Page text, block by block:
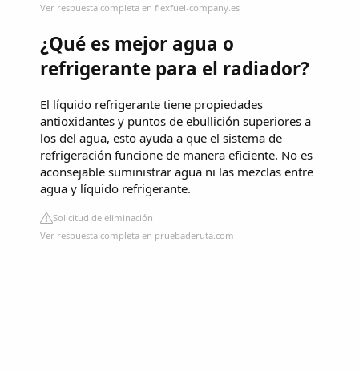
Ver respuesta completa en flexfuel-company.es
¿Qué es mejor agua o
refrigerante para el radiador?
El líquido refrigerante tiene propiedades
antioxidantes y puntos de ebullición superiores a
los del agua, esto ayuda a que el sistema de
refrigeración funcione de manera eficiente. No es
aconsejable suministrar agua ni las mezclas entre
agua y líquido refrigerante.
Solicitud de eliminación
Ver respuesta completa en pruebaderuta.com